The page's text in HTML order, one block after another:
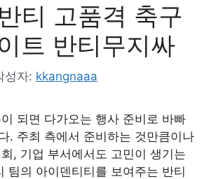
티 고품격 축구
트 반티무지싸
성자: kkangnaaa
되면 다가오는 행사 준비로 바빠
. 주최 측에서 준비하는 것만큼이나
, 기업 부서에서도 고민이 생기는
팀의 아이덴티티를 보여주는 반티